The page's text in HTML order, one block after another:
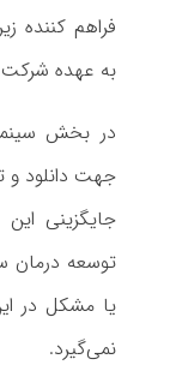
فراهم کننده
به عهده
در بخش
جهت دانلود و
جایگزینی
توسعه درمان
یا مشکل در
نمی‌گیرد.